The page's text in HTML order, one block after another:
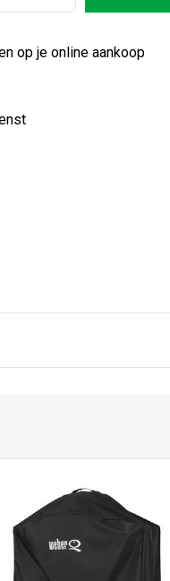
op je online aankoop